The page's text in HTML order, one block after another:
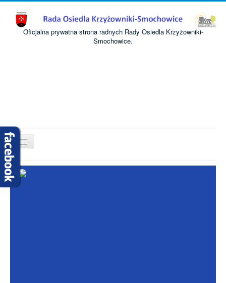
Oficjalna prywatna strona radnych Rady Osiedla Krzyżowniki-
Smochowice.
Przełącz
nawigację
Start
O nas